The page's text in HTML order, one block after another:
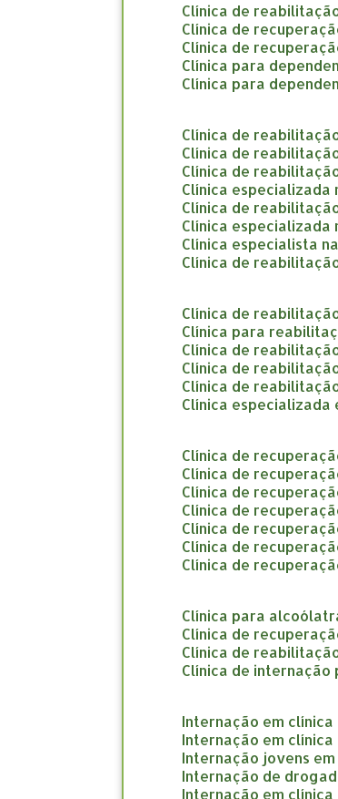
clínica de
clínica de
clínica de
clínica para
clínica para
clínica de
clínica de
clínica de
clínica
clínica de
clínica
clínica especialista
clínica de
clínica de
clínica para
clínica de
clínica de
clínica de
clínica
clínica de
clínica de
clínica de
clínica de
clínica de
clínica de
clínica de
clínica para
clínica de
clínica de
clínica de
internação em
internação em
internação jovens
internação de
internação em